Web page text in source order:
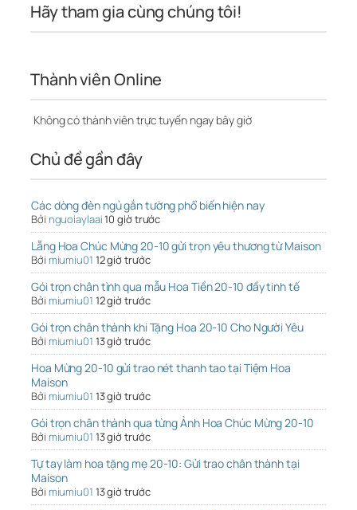
Hãy tham gia cùng chúng tôi!
Thành viên Online
Không có thành viên trực tuyến ngay bây giờ
Chủ đề gần đây
Các dòng đèn ngủ gắn tường phổ biến hiện nay
Bởi nguoiaylaai10 giờ trước
Lẵng Hoa Chúc Mừng 20-10 gửi trọn yêu thương từ Maison
Bởi miumiu01 12 giờ trước
Gói trọn chân tình qua mẫu Hoa Tiền 20-10 đầy tinh tế
Bởi miumiu01 12 giờ trước
Gói trọn chân thành khi Tặng Hoa 20-10 Cho Người Yêu
Bởi miumiu01 13 giờ trước
Hoa Mừng 20-10 gửi trao nét thanh tao tại Tiệm Hoa
Maison
Bởi miumiu01 13 giờ trước
Gói trọn chân thành qua từng Ảnh Hoa Chúc Mừng 20-10
Bởi miumiu01 13 giờ trước
Tự tay làm hoa tặng mẹ 20-10: Gửi trao chân thành tại
Maison
Bởi miumiu01 13 giờ trước